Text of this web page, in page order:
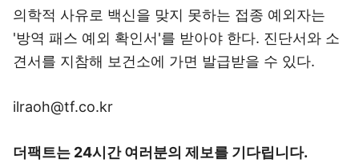
의학적 사유로 백신을 맞지 못하는 접종 예외자는
'방역 패스 예외 확인서'를 받아야 한다. 진단서와 소
견서를 지참해 보건소에 가면 발급받을 수 있다.
ilraoh@tf.co.kr
더팩트는 24시간 여러분의 제보를 기다립니다.